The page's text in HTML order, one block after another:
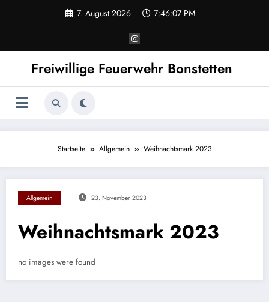
7. August 2026 7:46:07 PM
Freiwillige Feuerwehr Bonstetten
Startseite Allgemein Weihnachtsmark 2023
Allgemein 23. November 2023
Weihnachtsmark 2023
no images were found